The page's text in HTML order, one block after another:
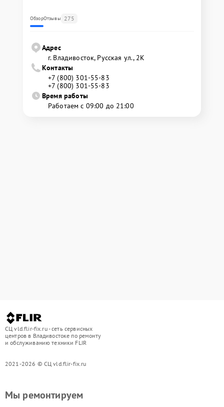
ОбзорОтзывы 275
Адрес
г. Владивосток, Русская ул., 2К
Контакты
+7 (800) 301-55-83
+7 (800) 301-55-83
Время работы
Работаем с 09:00 до 21:00
СЦ vld.flir-fix.ru - сеть сервисных
центров в Владивостоке по ремонту
и обслуживанию техники FLIR
2021-2026 © СЦ vld.flir-fix.ru
Мы ремонтируем